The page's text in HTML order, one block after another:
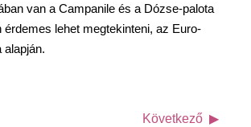
van a Campanile és a Dózse-palota
érdemes lehet megtekinteni, az Euro-
alapján.
Következő